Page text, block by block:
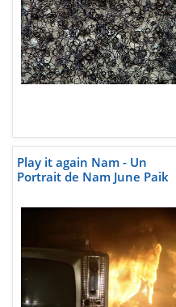
Play it again Nam - Un
Portrait de Nam June Paik